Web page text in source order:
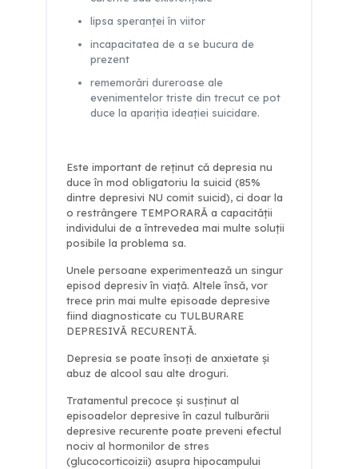
lipsa speranţei în viitor
incapacitatea de a se bucura de
prezent
rememorǎri dureroase ale
evenimentelor triste din trecut ce pot
duce la apariţia ideaţiei suicidare.
Este important de reţinut cǎ depresia nu
duce în mod obligatoriu la suicid (85%
dintre depresivi NU comit suicid), ci doar la
o restrângere TEMPORARǍ a capacitǎţii
individului de a întrevedea mai multe soluţii
posibile la problema sa.
Unele persoane experimenteazǎ un singur
episod depresiv în viaţǎ. Altele însǎ, vor
trece prin mai multe episoade depresive
fiind diagnosticate cu TULBURARE
DEPRESIVǍ RECURENTǍ.
Depresia se poate însoţi de anxietate şi
abuz de alcool sau alte droguri.
Tratamentul precoce şi susţinut al
episoadelor depresive în cazul tulburării
depresive recurente poate preveni efectul
nociv al hormonilor de stres
(glucocorticoizii) asupra hipocampului